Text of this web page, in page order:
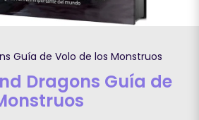
Guía de Volo de los Monstruos
Dragons Guía de